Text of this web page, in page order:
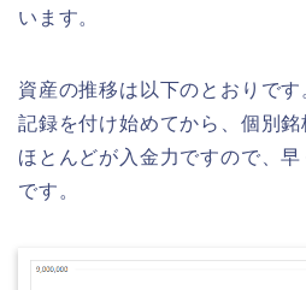
います。
資産の推移は以下のとおりで
記録を付け始めてから、個別銘
ほとんどが入金力ですので、
です。